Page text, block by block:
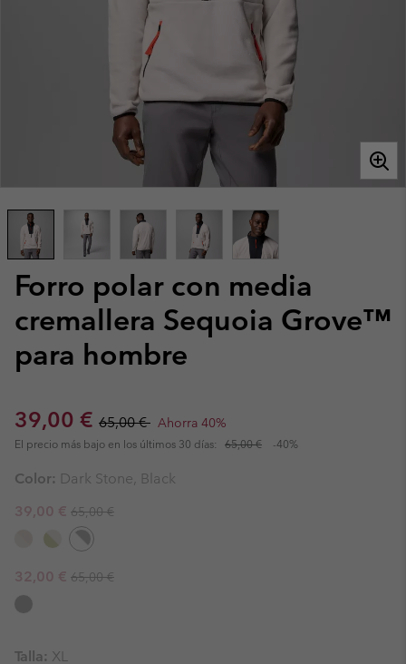
Forro polar con media
cremallera Sequoia Grove™
para hombre
Sale price:
39,00 € Regular price:
65,00 € Ahorra 40%
El precio más bajo en los últimos 30 días: 65,00 € -40%
Color: Dark Stone, Black
Sale price:
39,00 € Regular price:
65,00 €
Sale price:
32,00 € Regular price:
65,00 €
Talla: XL